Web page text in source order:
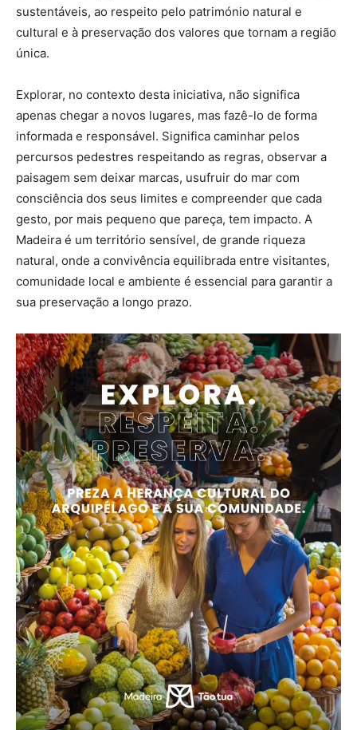
sustentáveis, ao respeito pelo património natural e
cultural e à preservação dos valores que tornam a região
única.
Explorar, no contexto desta iniciativa, não significa
apenas chegar a novos lugares, mas fazê-lo de forma
informada e responsável. Significa caminhar pelos
percursos pedestres respeitando as regras, observar a
paisagem sem deixar marcas, usufruir do mar com
consciência dos seus limites e compreender que cada
gesto, por mais pequeno que pareça, tem impacto. A
Madeira é um território sensível, de grande riqueza
natural, onde a convivência equilibrada entre visitantes,
comunidade local e ambiente é essencial para garantir a
sua preservação a longo prazo.